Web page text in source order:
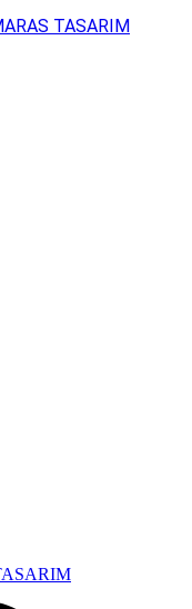
TASARIM